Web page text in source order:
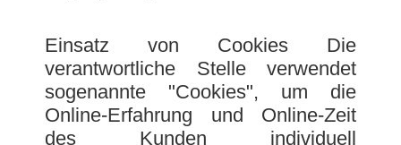
Einsatz von Cookies Die
verantwortliche Stelle verwendet
sogenannte "Cookies", um die
Online-Erfahrung und Online-Zeit
des Kunden individuell